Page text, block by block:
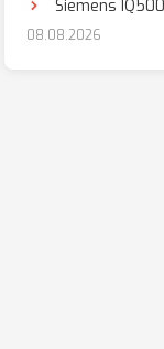
Siemens IQ500
08.08.2026